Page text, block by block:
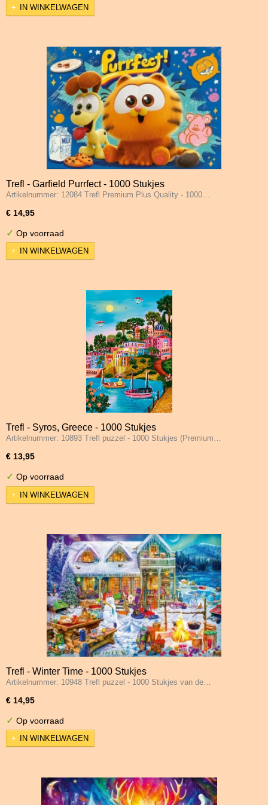
IN WINKELWAGEN
Trefl - Garfield Purrfect - 1000 Stukjes
Artikelnummer: 12084 Trefl Premium Plus Quality - 1000…
€ 14,95
✓ Op voorraad
IN WINKELWAGEN
Trefl - Syros, Greece - 1000 Stukjes
Artikelnummer: 10893 Trefl puzzel - 1000 Stukjes (Premium…
€ 13,95
✓ Op voorraad
IN WINKELWAGEN
Trefl - Winter Time - 1000 Stukjes
Artikelnummer: 10948 Trefl puzzel - 1000 Stukjes van de…
€ 14,95
✓ Op voorraad
IN WINKELWAGEN